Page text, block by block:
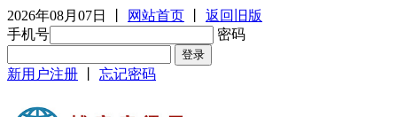
2026年08月07日 网站首页
返回旧版
手机号
密码
新用户注册 忘记密码